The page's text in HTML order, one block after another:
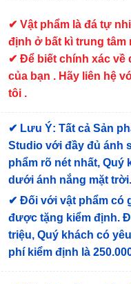
✔ Vật phẩm là đá tự
định ở bất kì trung tâm
✔ Để biết chính xác về
của bạn . Hãy liên hệ
tôi .
✔ Lưu Ý: Tất cả Sản
Studio với đầy đủ ánh
phẩm rõ nét nhất, Quý
dưới ánh nắng mặt trời.
✔ Đối với vật phẩm có
được tặng kiểm định.
triệu, Quý khách có
phí kiểm định là